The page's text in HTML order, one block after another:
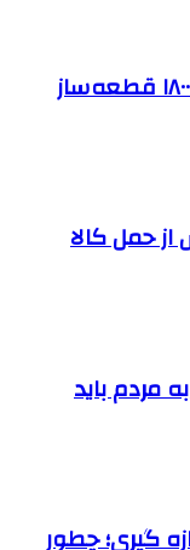
بازار قطعه‌سازی رقابتی است/ ۱۸۰۰ قطعه‌ساز
حمل کالا
مردم باید
گیری؛ چطور